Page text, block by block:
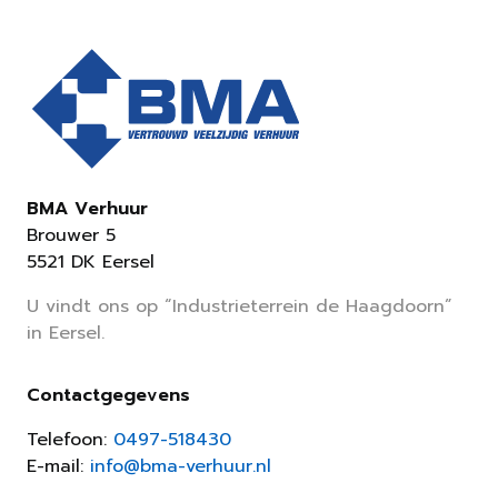
BMA Verhuur
Brouwer 5
5521 DK Eersel
U vindt ons op “Industrieterrein de Haagdoorn”
in Eersel.
Contactgegevens
Telefoon: 0497-518430
E-mail: info@bma-verhuur.nl